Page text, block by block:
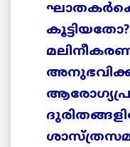
കൂട്ടിയതോ?